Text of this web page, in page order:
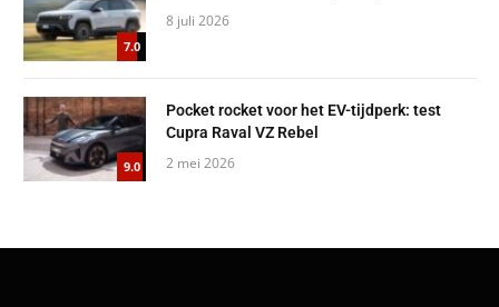
7.0
8 juli 2026
9.0
Pocket rocket voor het EV-tijdperk: test
Cupra Raval VZ Rebel
2 mei 2026